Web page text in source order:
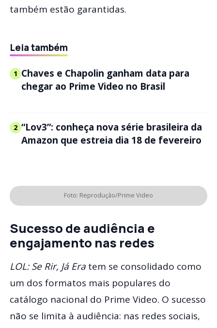
também estão garantidas.
Leia também
1 Chaves e Chapolin ganham data para
chegar ao Prime Video no Brasil
2 “Lov3”: conheça nova série brasileira da
Amazon que estreia dia 18 de fevereiro
Foto: Reprodução/Prime Video
Sucesso de audiência e
engajamento nas redes
LOL: Se Rir, Já Era tem se consolidado como
um dos formatos mais populares do
catálogo nacional do Prime Video. O sucesso
não se limita à audiência: nas redes sociais,